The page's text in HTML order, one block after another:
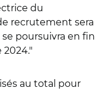
du
recrutement sera
poursuivra en fin
au total pour